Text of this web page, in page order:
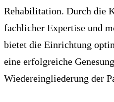
Rehabilitation. Durch die
fachlicher Expertise und
bietet die Einrichtung
eine erfolgreiche
Wiedereingliederung der